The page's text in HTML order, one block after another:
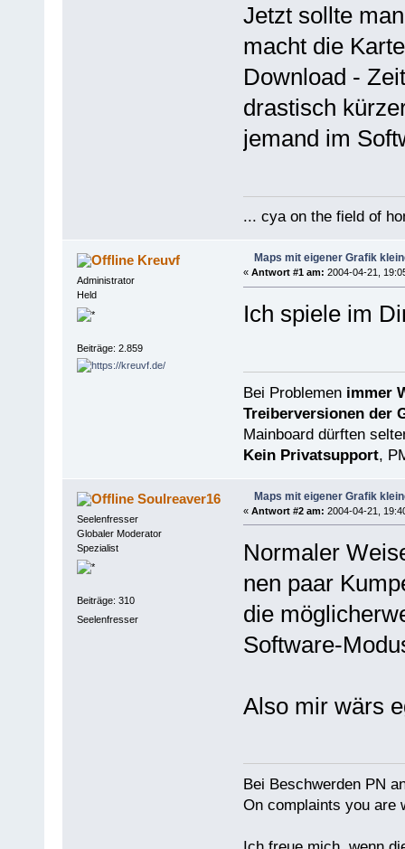
Jetzt sollte
macht die
Download -
drastisch
jemand im
... cya on the field of
Kreuvf
Administrator
Held
Beiträge: 2.859
Maps mit eigener Grafik
« Antwort #1 am: 2004-04-21,
Ich spiele im
Bei Problemen immer
Treiberversionen der
Mainboard dürften
Kein Privatsupport,
Soulreaver16
Seelenfresser
Globaler Moderator
Spezialist
Beiträge: 310
Seelenfresser
Maps mit eigener Grafik
« Antwort #2 am: 2004-04-21,
Normaler
nen paar
die
Software-
Also mir wärs
Bei Beschwerden PN
On complaints you are